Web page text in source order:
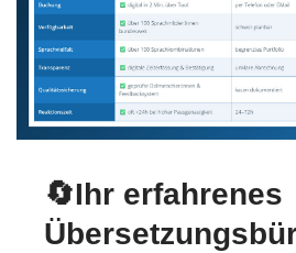
🔄Ihr erfahrenes